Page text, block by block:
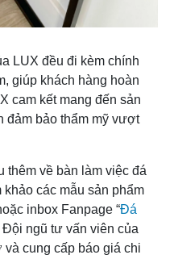
LUX đều đi kèm chính
giúp khách hàng hoàn
cam kết mang đến sản
đảm bảo thẩm mỹ vượt
thêm về bàn làm việc đá
các mẫu sản phẩm
inbox Fanpage “Đá
Đội ngũ tư vấn viên của
cung cấp báo giá chi